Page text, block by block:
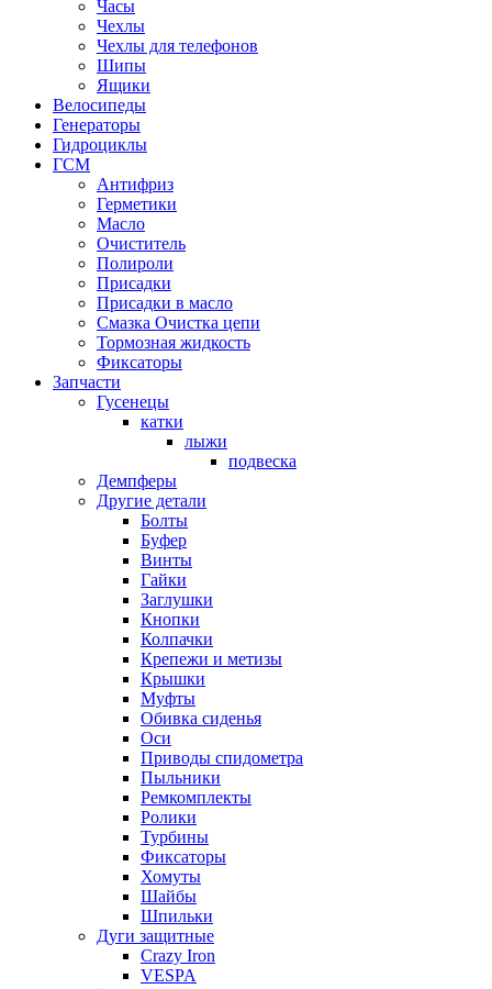
Часы
Чехлы
Чехлы для телефонов
Шипы
Ящики
Велосипеды
Генераторы
Гидроциклы
ГСМ
Антифриз
Герметики
Масло
Очиститель
Полироли
Присадки
Присадки в масло
Смазка Очистка цепи
Тормозная жидкость
Фиксаторы
Запчасти
Гусенецы
катки
лыжи
подвеска
Демпферы
Другие детали
Болты
Буфер
Винты
Гайки
Заглушки
Кнопки
Колпачки
Крепежи и метизы
Крышки
Муфты
Обивка сиденья
Оси
Приводы спидометра
Пыльники
Ремкомплекты
Ролики
Турбины
Фиксаторы
Хомуты
Шайбы
Шпильки
Дуги защитные
Crazy Iron
VESPA